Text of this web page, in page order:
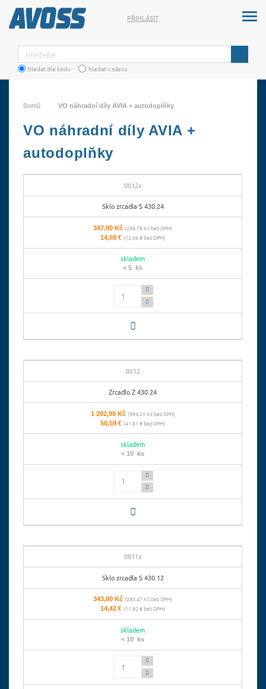
Hledat
hledat dle kódu hledat v názvu
PŘIHLÁSIT
Domů VO náhradní díly AVIA + autodoplňky
VO náhradní díly AVIA +
autodoplňky
0012x
Sklo zrcadla S 430.24
347,00 Kč(286,78 Kč bez DPH)
14,59 €(12,06 € bez DPH)
skladem
< 5 ks
Počet
0012
Zrcadlo Z 430.24
1 202,99 Kč (994,21 Kč bez DPH)
50,59 €(41,81 € bez DPH)
skladem
< 10 ks
Počet
0011x
Sklo zrcadla S 430.12
343,00 Kč(283,47 Kč bez DPH)
14,42 €(11,92 € bez DPH)
skladem
< 10 ks
Počet